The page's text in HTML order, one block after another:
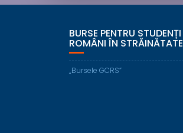
BURSE PENTRU STUDENȚI
ROMÂNI ÎN STRĂINĂTATE
„Bursele GCRS”